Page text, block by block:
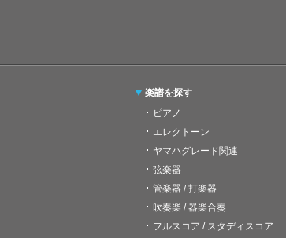
楽譜を探す
ピアノ
エレクトーン
ヤマハグレード関連
弦楽器
管楽器 / 打楽器
吹奏楽 / 器楽合奏
フルスコア / スタディスコア